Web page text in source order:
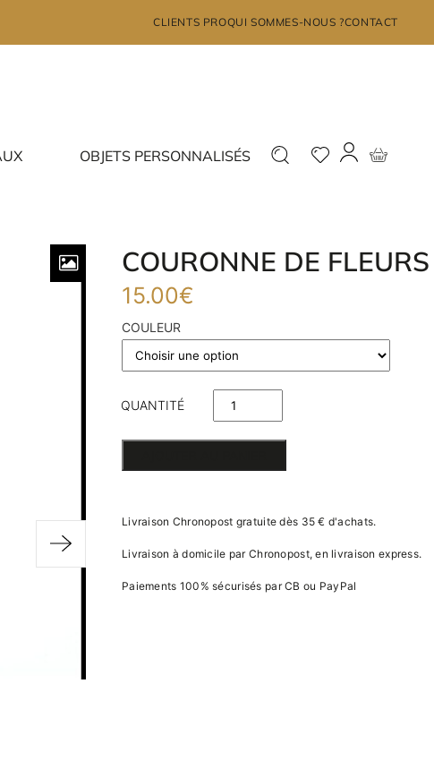
OBJETS PERSONNALISÉS
CLIENTS PROQUI SOMMES-NOUS ?CONTACT
COURONNE DE FLEURS
15.00€
COULEUR
QUANTITÉ
DE
COURONNE
Livraison Chronopost gratuite dès 35 € d'achats.
Livraison à domicile par Chronopost, en livraison express.
Paiements 100% sécurisés par CB ou PayPal
×
Déjà inscrit ? Nouveau ?
J'ai oublié mon mot de passe?
JE ME CONNECTE